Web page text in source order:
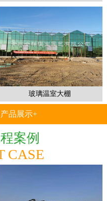
玻璃温室大棚
品展示+
案例
CASE